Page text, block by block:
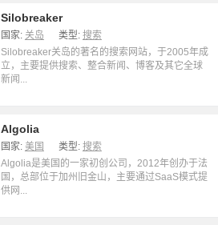
Silobreaker
国家: 关岛 类型: 搜索
Silobreaker关岛的著名的搜索网站，于2005年成
立，主要提供搜索、整合新闻、博客及其它全球
新闻...
Algolia
国家: 美国 类型: 搜索
Algolia是美国的一家初创公司，2012年创办于法
国，总部位于加州旧金山，主要通过SaaS模式提
供网...